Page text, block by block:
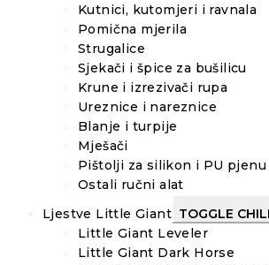
Kutnici, kutomjeri i ravnala
Pomična mjerila
Strugalice
Sjekači i špice za bušilicu
Krune i izrezivači rupa
Ureznice i nareznice
Blanje i turpije
Mješači
Pištolji za silikon i PU pjenu
Ostali ručni alat
Ljestve Little Giant TOGGLE
Little Giant Leveler
Little Giant Dark Horse